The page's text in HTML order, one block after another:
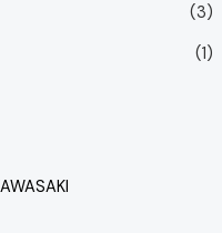
(3)
(1)